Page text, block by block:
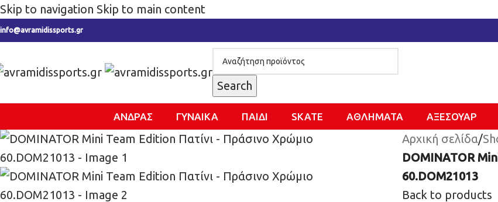
Skip to navigation Skip to main content
info@avramidissports.gr
Search
ΑΝΔΡΑΣ ΓΥΝΑΙΚΑ ΠΑΙΔΙ SKATE ΑΘΛΗΜΑΤΑ ΑΞΕΣΟΥΑΡ
Αρχική σελίδα/
DOMINATOR
60.DOM21013
Back to products